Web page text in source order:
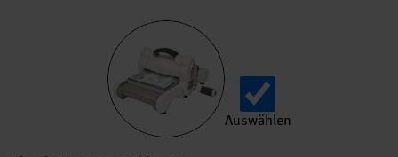
Auswählen